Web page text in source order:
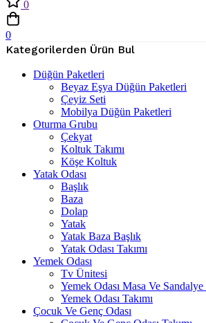
0
0
Kategorilerden Ürün Bul
Düğün Paketleri
Beyaz Eşya Düğün Paketleri
Çeyiz Seti
Mobilya Düğün Paketleri
Oturma Grubu
Çekyat
Koltuk Takımı
Köşe Koltuk
Yatak Odası
Başlık
Baza
Dolap
Yatak
Yatak Baza Başlık
Yatak Odası Takımı
Yemek Odası
Tv Ünitesi
Yemek Odası Masa Ve Sandalye
Yemek Odası Takımı
Çocuk Ve Genç Odası